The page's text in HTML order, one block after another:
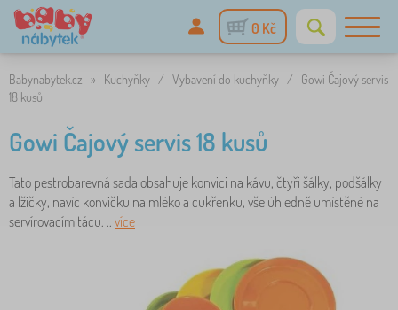
0 Kč
Babynabytek.cz » Kuchyňky / Vybavení do kuchyňky /
Gowi Čajový servis
18 kusů
Gowi Čajový servis 18 kusů
Tato pestrobarevná sada obsahuje konvici na kávu, čtyři šálky, podšálky
a lžičky, navíc konvičku na mléko a cukřenku, vše úhledně umístěné na
servírovacím tácu. .. více